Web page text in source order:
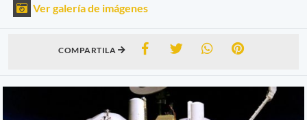
Ver galería de imágenes
COMPARTILA